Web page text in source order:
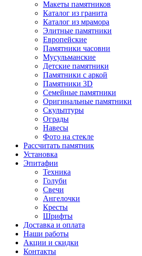
Макеты памятников
Каталог из гранита
Каталог из мрамора
Элитные памятники
Европейские
Памятники часовни
Мусульманские
Детские памятники
Памятники с аркой
Памятники 3D
Семейные памятники
Оригинальные памятники
Скульптуры
Ограды
Навесы
Фото на стекле
Рассчитать памятник
Установка
Эпитафии
Техника
Голуби
Свечи
Ангелочки
Кресты
Шрифты
Доставка и оплата
Наши работы
Акции и скидки
Контакты